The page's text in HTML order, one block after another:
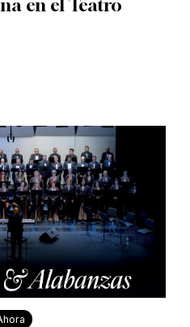
en el Teatro